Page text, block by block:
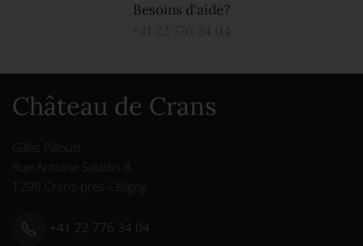
Besoins d'aide?
+41 22 776 34 04
Château de Crans
Gilles Pilloud
Rue Antoine Saladin 8
1299 Crans-près-Céligny
+41 22 776 34 04